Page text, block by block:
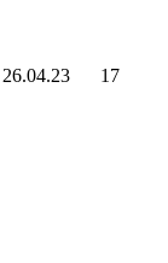
26.04.23 17